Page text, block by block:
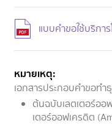
แบบคำขอใช้บริกา
หมายเหตุ:
เอกสารประกอบคำขอทำ
ต้นฉบับเลตเตอร์ออ
เตอร์ออฟเครดิต